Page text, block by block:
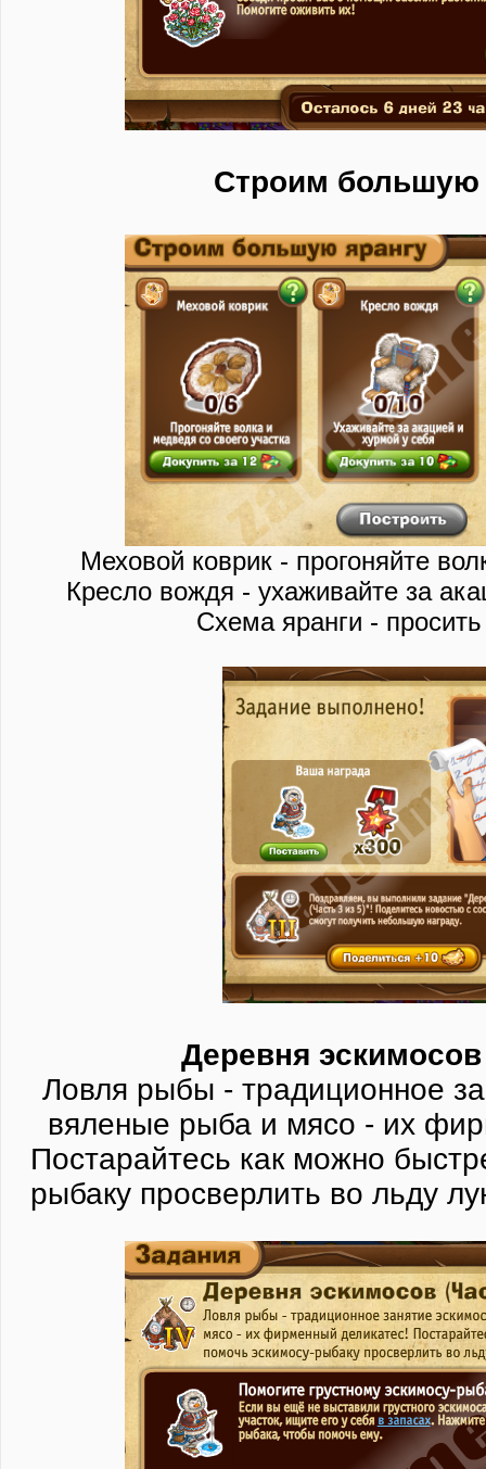
Строим большую
Меховой коврик - прогоняйте
Кресло вождя - ухаживайте за
Схема яранги -
Деревня эскимосов
Ловля рыбы - традиционное
вяленые рыба и мясо - их
Постарайтесь как можно
рыбаку просверлить во льду